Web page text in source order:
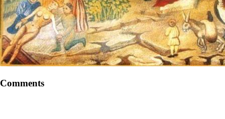
Comments